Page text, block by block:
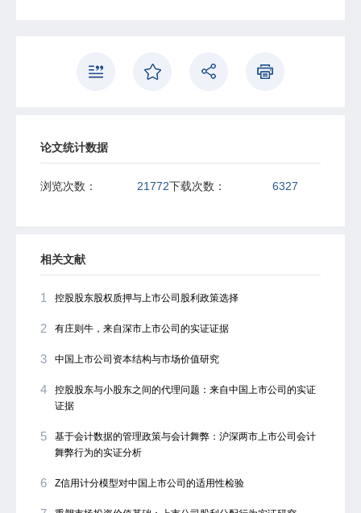
论文统计数据
浏览次数： 21772下载次数： 6327
相关文献
1 控股股东股权质押与上市公司股利政策选择
2 有庄则牛，来自深市上市公司的实证证据
3 中国上市公司资本结构与市场价值研究
4
控股股东与小股东之间的代理问题：来自中国上市公司的实证
证据
5
基于会计数据的管理政策与会计舞弊：沪深两市上市公司会计
舞弊行为的实证分析
6 Z信用计分模型对中国上市公司的适用性检验